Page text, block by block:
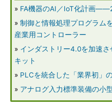
» FA機器のAI／IoT化計画
» 制御と情報処理プログラム
産業用コントローラー
» インダストリー4.0を加速
キット
» PLCを統合した「業界初」
» アナログ入力標準装備の小